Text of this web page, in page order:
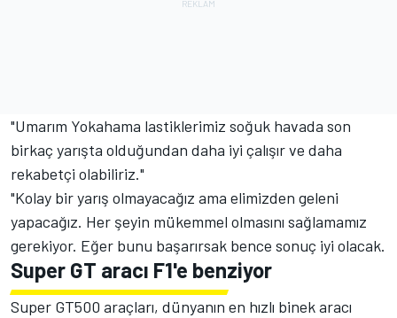
"Umarım Yokahama lastiklerimiz soğuk havada son
birkaç yarışta olduğundan daha iyi çalışır ve daha
rekabetçi olabiliriz."
"Kolay bir yarış olmayacağız ama elimizden geleni
yapacağız. Her şeyin mükemmel olmasını sağlamamız
gerekiyor. Eğer bunu başarırsak bence sonuç iyi olacak.
Super GT aracı F1'e benziyor
Super GT500 araçları, dünyanın en hızlı binek aracı